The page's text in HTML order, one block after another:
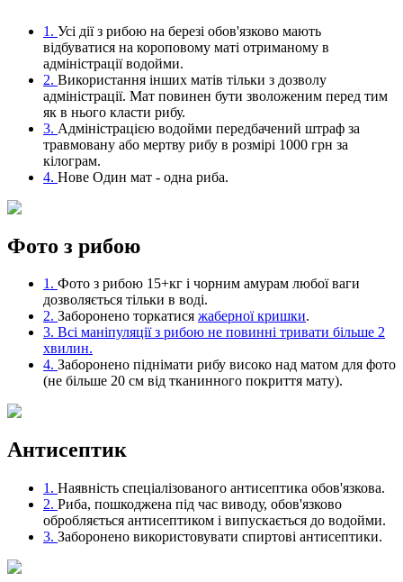
1. Усі дії з рибою на березі обов'язково мають
відбуватися на короповому маті отриманому в
адміністрації водойми.
2. Використання інших матів тільки з дозволу
адміністрації. Мат повинен бути зволоженим перед тим
як в нього класти рибу.
3. Адміністрацією водойми передбачений штраф за
травмовану або мертву рибу в розмірі 1000 грн за
кілограм.
4. Нове Один мат - одна риба.
Фото з рибою
1. Фото з рибою 15+кг і чорним амурам любої ваги
дозволяється тільки в воді.
2. Заборонено торкатися жаберної кришки.
3. Всі маніпуляції з рибою не повинні тривати більше 2
хвилин.
4. Заборонено піднімати рибу високо над матом для фото
(не більше 20 см від тканинного покриття мату).
Антисептик
1. Наявність спеціалізованого антисептика обов'язкова.
2. Риба, пошкоджена під час виводу, обов'язково
обробляється антисептиком і випускається до водойми.
3. Заборонено використовувати спиртові антисептики.